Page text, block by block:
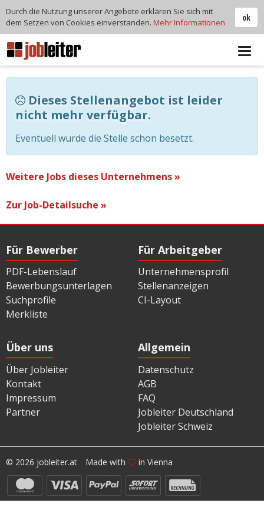
Dieses Stellenangebot ist leider
nicht mehr verfügbar.
Eventuell wurde die Stelle schon besetzt.
Weitere Jobs dieses Unternehmens »
Zur Job-Detailsuche »
Für Bewerber
PDF-Lebenslauf
Bewerbungsunterlagen
Suchprofile
Merkliste
Für Arbeitgeber
Unternehmensprofil
Stellenanzeigen
CI-Layout
Über uns
Über Jobleiter
Kontakt
Impressum
Partner
Allgemein
Datenschutz
AGB
FAQ
Jobleiter Deutschland
Jobleiter Schweiz
© 2026 jobleiter.at Made with in Vienna
ok
Durch die Nutzung unserer Angebote erklären Sie sich mit
dem Setzen von Cookies einverstanden. Mehr Informationen